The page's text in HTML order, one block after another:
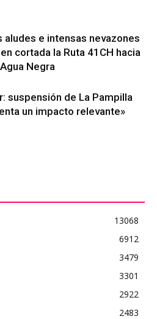
aludes e intensas nevazones
cortada la Ruta 41CH hacia
Negra
suspensión de La Pampilla
un impacto relevante»
13068
6912
3479
3301
2922
2483